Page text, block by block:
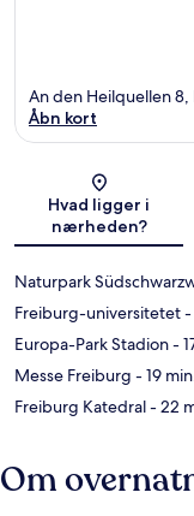
An den Heilquellen 8,
Åbn kort
Hvad ligger i
nærheden?
Naturpark
Freiburg-universitetet-
Europa-Park Stadion-
Messe Freiburg - 19
Freiburg Katedral- 22
Om